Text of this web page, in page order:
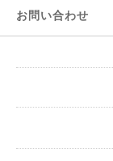
お問い合わせ